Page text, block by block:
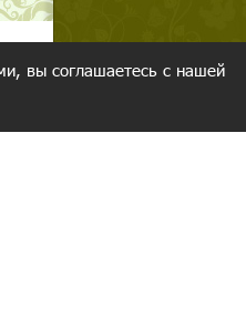
вы соглашаетесь с нашей